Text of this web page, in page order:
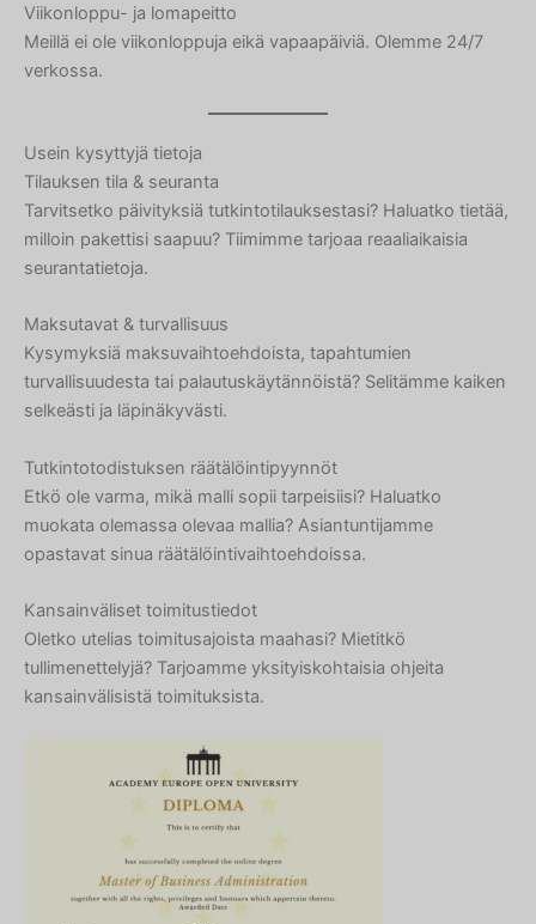
Viikonloppu- ja lomapeitto
Meillä ei ole viikonloppuja eikä vapaapäiviä. Olemme 24/7
verkossa.
Usein kysyttyjä tietoja
Tilauksen tila & seuranta
Tarvitsetko päivityksiä tutkintotilauksestasi? Haluatko tietää,
milloin pakettisi saapuu? Tiimimme tarjoaa reaaliaikaisia
seurantatietoja.
Maksutavat & turvallisuus
Kysymyksiä maksuvaihtoehdoista, tapahtumien
turvallisuudesta tai palautuskäytännöistä? Selitämme kaiken
selkeästi ja läpinäkyvästi.
Tutkintotodistuksen räätälöintipyynnöt
Etkö ole varma, mikä malli sopii tarpeisiisi? Haluatko
muokata olemassa olevaa mallia? Asiantuntijamme
opastavat sinua räätälöintivaihtoehdoissa.
Kansainväliset toimitustiedot
Oletko utelias toimitusajoista maahasi? Mietitkö
tullimenettelyjä? Tarjoamme yksityiskohtaisia ohjeita
kansainvälisistä toimituksista.